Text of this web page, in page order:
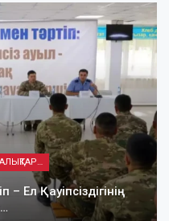
ЖАМБЫЛ ЖАҢАЛЫҚТАРЫ
– Ел Қауіпсіздігінің